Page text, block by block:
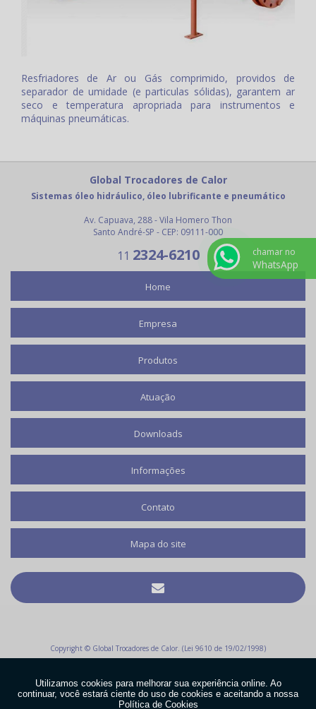
Resfriadores de Ar ou Gás comprimido, providos de
separador de umidade (e particulas sólidas), garantem ar
seco e temperatura apropriada para instrumentos e
máquinas pneumáticas.
Global Trocadores de Calor
Sistemas óleo hidráulico, óleo lubrificante e pneumático
Av. Capuava, 288 - Vila Homero Thon
Santo André-SP - CEP: 09111-000
11 2324-6210
Home
Empresa
Produtos
Atuação
Downloads
Informações
Contato
Mapa do site
Copyright © Global Trocadores de Calor. (Lei 9610 de 19/02/1998)
W3C
chamar no
WhatsApp